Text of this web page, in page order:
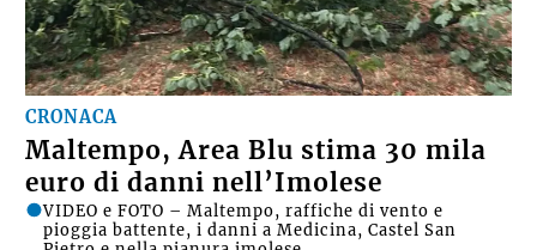
CRONACA
Maltempo, Area Blu stima 30 mila
euro di danni nell’Imolese
VIDEO e FOTO – Maltempo, raffiche di vento e
pioggia battente, i danni a Medicina, Castel San